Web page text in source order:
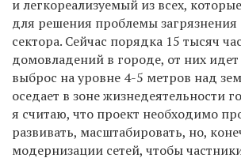
и легкореализуемый из всех,
для решения проблемы загрязнения
сектора. Сейчас порядка 15 тысяч
домовладений в городе, от них
выброс на уровне 4-5 метров над
оседает в зоне жизнедеятельности
я считаю, что проект необходимо
развивать, масштабировать, но,
модернизации сетей, чтобы